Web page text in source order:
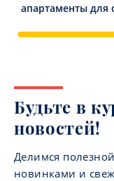
апартаменты для
Будьте в
новостей!
Делимся
новинками и